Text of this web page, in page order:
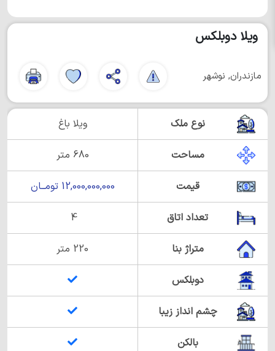
ویلا دوبلکس
مازندران, نوشهر
نوع ملک ویلا باغ
مساحت 680 متر
قیمت 12,000,000,000 تومــان
تعداد اتاق 4
متراژ بنا 220 متر
دوبلکس
چشم انداز زیبا
بالکن